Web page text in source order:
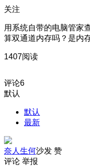
关注
用系统自带的电脑管家
算双通道内存吗？是内
1407阅读
评论6
默认
默认
最新
奈人生何沙发 赞
评论 举报